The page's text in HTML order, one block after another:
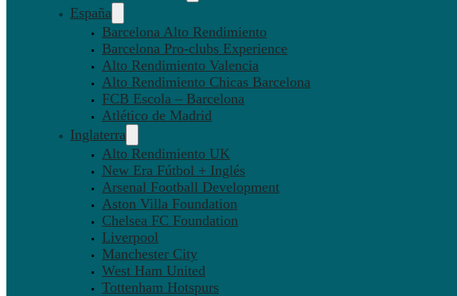
España
Barcelona Alto Rendimiento
Barcelona Pro-clubs Experience
Alto Rendimiento Valencia
Alto Rendimiento Chicas Barcelona
FCB Escola – Barcelona
Atlético de Madrid
Inglaterra
Alto Rendimiento UK
New Era Fútbol + Inglés
Arsenal Football Development
Aston Villa Foundation
Chelsea FC Foundation
Liverpool
Manchester City
West Ham United
Tottenham Hotspurs